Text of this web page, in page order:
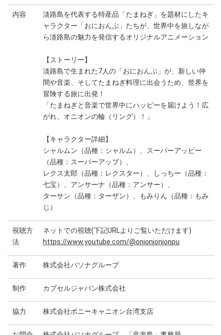
内容
淡路島を代表する特産品「たまねぎ」を題材にしたキ
ャラクター「おにおんぷ」たちが、世界中を旅しなが
ら淡路島の魅力を発信するオリジナルアニメーション
【ストーリー】
淡路島で生まれた7人の「おにおんぷ」が、新しい仲
間や音楽、そしてたまねぎ料理に出会うため、世界を
冒険する旅に出発！
「たまねぎと音楽で世界中にハッピーを届けよう！広
がれ、オニオンの輪（リング）！」
【キャラクター詳細】
シャルムン（品種：シャルム）、スーパーアッピー
（品種：スーパーアップ）、
レクス太郎（品種：レクスター）、しっちー（品種：
七宝）、アンサーナ（品種：アンサー）、
ターサン（品種：ターザン）、もみりん（品種：もみ
じ）
視聴方
法
ネットでの視聴(下記URLよりご覧いただけます)
https://www.youtube.com/@onionionionpu
著作 株式会社パソナグループ
制作 カプセルジャパン株式会社
協力 株式会社ポニーキャニオン台湾支店